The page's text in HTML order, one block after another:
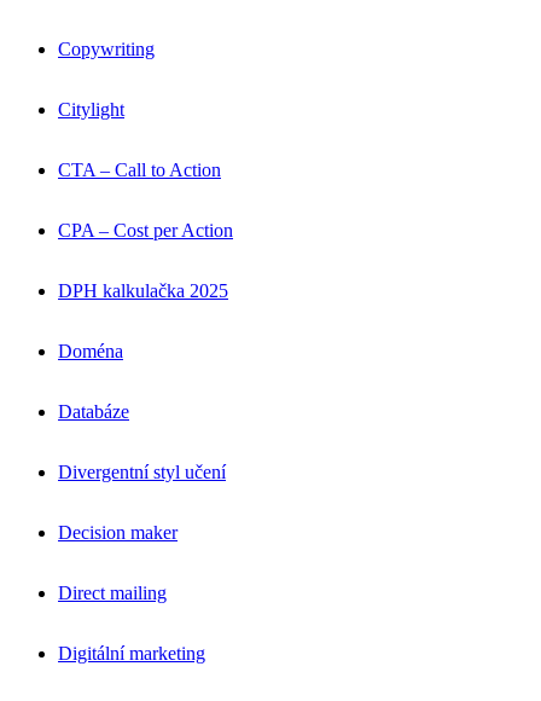
Copywriting
Citylight
CTA – Call to Action
CPA – Cost per Action
DPH kalkulačka 2025
Doména
Databáze
Divergentní styl učení
Decision maker
Direct mailing
Digitální marketing